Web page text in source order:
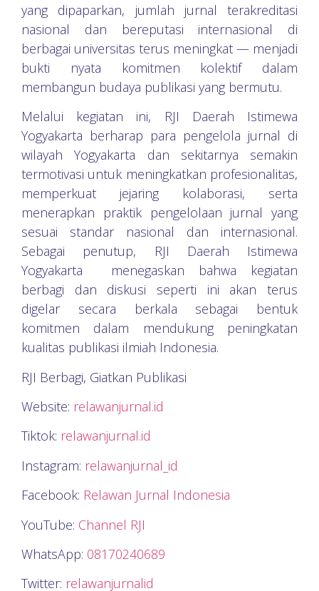
yang dipaparkan, jumlah jurnal terakreditasi
nasional dan bereputasi internasional di
berbagai universitas terus meningkat — menjadi
bukti nyata komitmen kolektif dalam
membangun budaya publikasi yang bermutu.
Melalui kegiatan ini, RJI Daerah Istimewa
Yogyakarta berharap para pengelola jurnal di
wilayah Yogyakarta dan sekitarnya semakin
termotivasi untuk meningkatkan profesionalitas,
memperkuat jejaring kolaborasi, serta
menerapkan praktik pengelolaan jurnal yang
sesuai standar nasional dan internasional.
Sebagai penutup, RJI Daerah Istimewa
Yogyakarta menegaskan bahwa kegiatan
berbagi dan diskusi seperti ini akan terus
digelar secara berkala sebagai bentuk
komitmen dalam mendukung peningkatan
kualitas publikasi ilmiah Indonesia.
RJI Berbagi, Giatkan Publikasi
Website: relawanjurnal.id
Tiktok: relawanjurnal.id
Instagram: relawanjurnal_id
Facebook: Relawan Jurnal Indonesia
YouTube: Channel RJI
WhatsApp: 08170240689
Twitter: relawanjurnalid